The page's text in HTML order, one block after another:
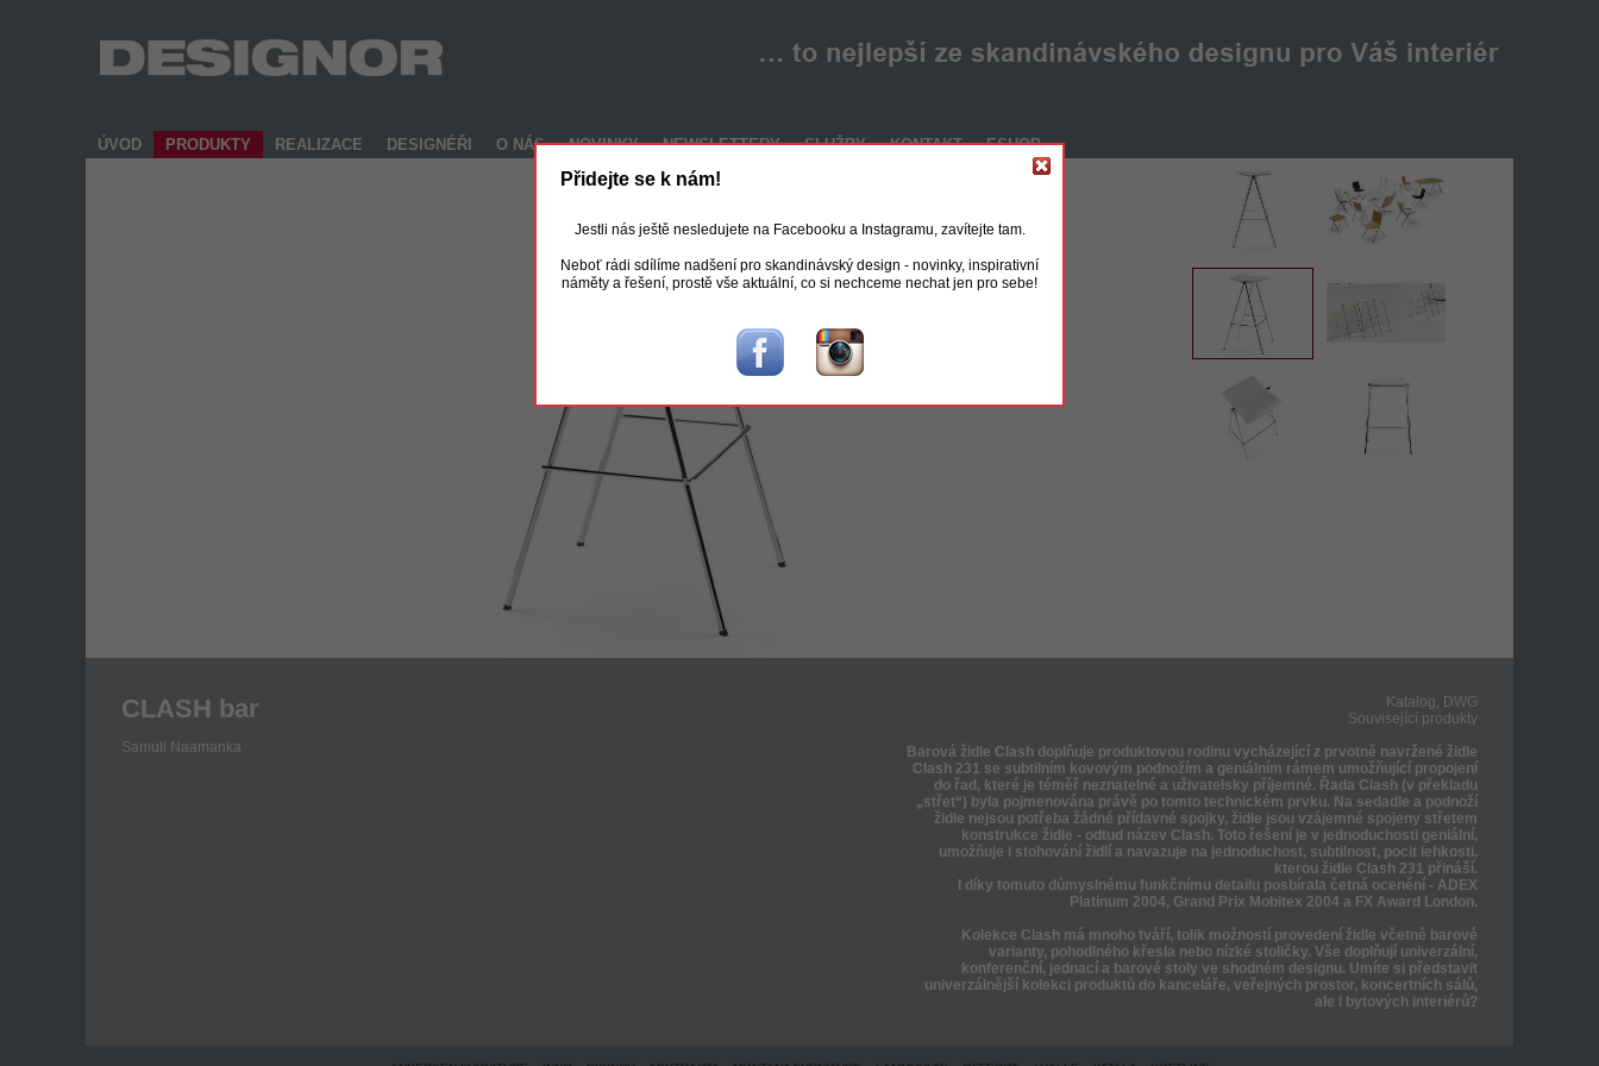
ÚVOD PRODUKTY REALIZACE DESIGNÉŘI O NÁS NOVINKY NEWSLETTERY SLUŽBY KONTAKT ESHOP
CLASH bar
Samuli Naamanka
Katalog, DWG
Související produkty
Barová židle Clash doplňuje produktovou rodinu vycházející z prvotně navržené židle
Clash 231 se subtilním kovovým podnožím a geniálním rámem umožňující propojení
do řad, které je téměř neznatelné a uživatelsky příjemné. Řada Clash (v překladu
„střet“) byla pojmenována právě po tomto technickém prvku. Na sedadle a podnoží
židle nejsou potřeba žádné přídavné spojky, židle jsou vzájemně spojeny střetem
konstrukce židle - odtud název Clash. Toto řešení je v jednoduchosti geniální,
umožňuje i stohování židlí a navazuje na jednoduchost, subtilnost, pocit lehkosti,
kterou židle Clash 231 přináší.
I díky tomuto důmyslnému funkčnímu detailu posbírala četná ocenění - ADEX
Platinum 2004, Grand Prix Mobitex 2004 a FX Award London.
Kolekce Clash má mnoho tváří, tolik možností provedení židle včetně barové
varianty, pohodlného křesla nebo nízké stoličky. Vše doplňují univerzální,
konferenční, jednací a barové stoly ve shodném designu. Umíte si představit
univerzálnější kolekci produktů do kanceláře, veřejných prostor, koncertních sálů,
ale i bytových interiérů?
Přidejte se k nám!
Jestli nás ještě nesledujete na Facebooku a Instagramu, zavítejte tam.
Neboť rádi sdílíme nadšení pro skandinávský design - novinky, inspirativní
náměty a řešení, prostě vše aktuální, co si nechceme nechat jen pro sebe!